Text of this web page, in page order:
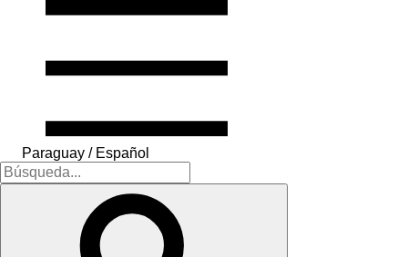
Paraguay / Español